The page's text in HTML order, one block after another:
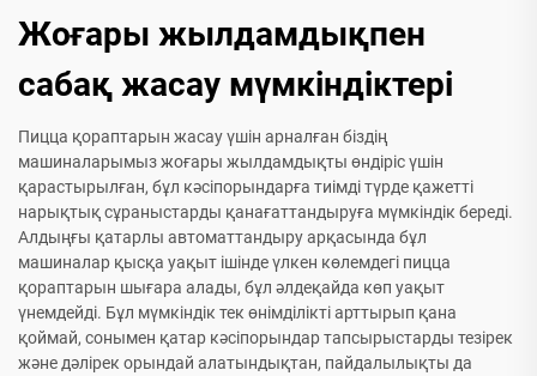
Жоғары жылдамдықпен
сабақ жасау мүмкіндіктері
Пицца қораптарын жасау үшін арналған біздің
машиналарымыз жоғары жылдамдықты өндіріс үшін
қарастырылған, бұл кәсіпорындарға тиімді түрде қажетті
нарықтық сұраныстарды қанағаттандыруға мүмкіндік береді.
Алдыңғы қатарлы автоматтандыру арқасында бұл
машиналар қысқа уақыт ішінде үлкен көлемдегі пицца
қораптарын шығара алады, бұл әлдеқайда көп уақыт
үнемдейді. Бұл мүмкіндік тек өнімділікті арттырып қана
қоймай, сонымен қатар кәсіпорындар тапсырыстарды тезірек
және дәлірек орындай алатындықтан, пайдалылықты да